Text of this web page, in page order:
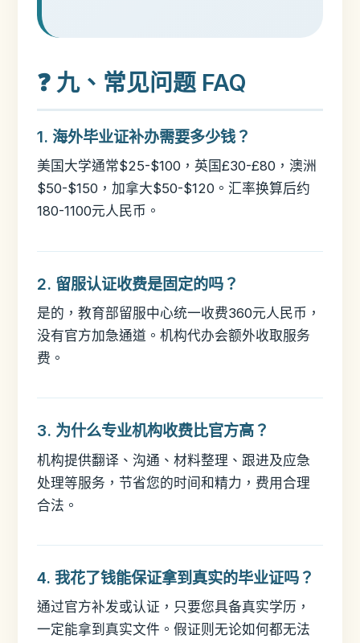
❓ 九、常见问题 FAQ
1. 海外毕业证补办需要多少钱？
美国大学通常$25-$100，英国£30-£80，澳洲
$50-$150，加拿大$50-$120。汇率换算后约
180-1100元人民币。
2. 留服认证收费是固定的吗？
是的，教育部留服中心统一收费360元人民币，
没有官方加急通道。机构代办会额外收取服务
费。
3. 为什么专业机构收费比官方高？
机构提供翻译、沟通、材料整理、跟进及应急
处理等服务，节省您的时间和精力，费用合理
合法。
4. 我花了钱能保证拿到真实的毕业证吗？
通过官方补发或认证，只要您具备真实学历，
一定能拿到真实文件。假证则无论如何都无法